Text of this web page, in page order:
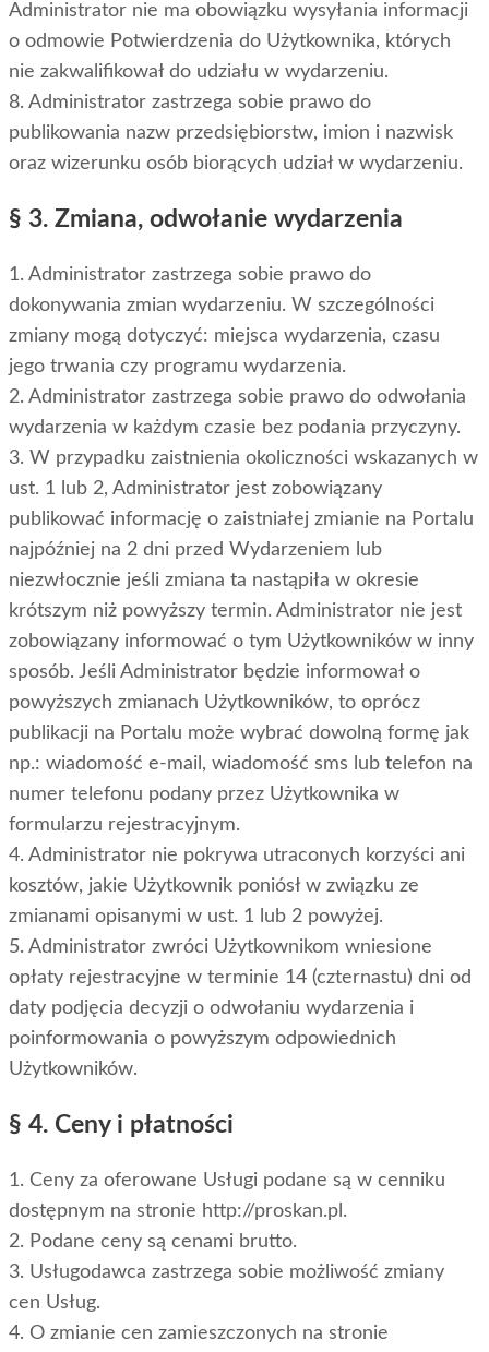
Administrator nie ma obowiązku wysyłania informacji
o odmowie Potwierdzenia do Użytkownika, których
nie zakwalifikował do udziału w wydarzeniu.
8. Administrator zastrzega sobie prawo do
publikowania nazw przedsiębiorstw, imion i nazwisk
oraz wizerunku osób biorących udział w wydarzeniu.
§ 3. Zmiana, odwołanie wydarzenia
1. Administrator zastrzega sobie prawo do
dokonywania zmian wydarzeniu. W szczególności
zmiany mogą dotyczyć: miejsca wydarzenia, czasu
jego trwania czy programu wydarzenia.
2. Administrator zastrzega sobie prawo do odwołania
wydarzenia w każdym czasie bez podania przyczyny.
3. W przypadku zaistnienia okoliczności wskazanych w
ust. 1 lub 2, Administrator jest zobowiązany
publikować informację o zaistniałej zmianie na Portalu
najpóźniej na 2 dni przed Wydarzeniem lub
niezwłocznie jeśli zmiana ta nastąpiła w okresie
krótszym niż powyższy termin. Administrator nie jest
zobowiązany informować o tym Użytkowników w inny
sposób. Jeśli Administrator będzie informował o
powyższych zmianach Użytkowników, to oprócz
publikacji na Portalu może wybrać dowolną formę jak
np.: wiadomość e-mail, wiadomość sms lub telefon na
numer telefonu podany przez Użytkownika w
formularzu rejestracyjnym.
4. Administrator nie pokrywa utraconych korzyści ani
kosztów, jakie Użytkownik poniósł w związku ze
zmianami opisanymi w ust. 1 lub 2 powyżej.
5. Administrator zwróci Użytkownikom wniesione
opłaty rejestracyjne w terminie 14 (czternastu) dni od
daty podjęcia decyzji o odwołaniu wydarzenia i
poinformowania o powyższym odpowiednich
Użytkowników.
§ 4. Ceny i płatności
1. Ceny za oferowane Usługi podane są w cenniku
dostępnym na stronie http://proskan.pl.
2. Podane ceny są cenami brutto.
3. Usługodawca zastrzega sobie możliwość zmiany
cen Usług.
4. O zmianie cen zamieszczonych na stronie